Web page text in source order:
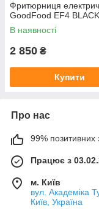
Фритюрниця
GoodFood EF4 BLACK
В наявності
2 850 ₴
Купити
Про нас
99% позитивних
Працює з
м. Київ
вул. Академіка
Київ, Україна